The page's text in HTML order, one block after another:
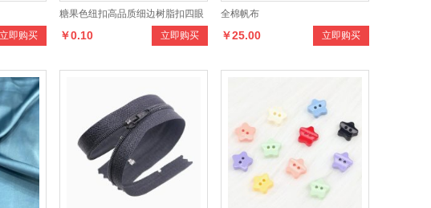
立即购买
糖果色纽扣高品质细边树脂扣四眼
纽扣彩色工作服扣子 立即购买
￥0.10
全棉帆布
立即购买
￥25.00